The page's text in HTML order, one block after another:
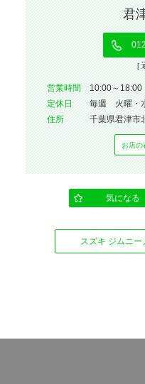
君
[
営業時間
10:00～18:00
定休⽇
毎週 火曜・
住所
千葉県君津市
お店の
気になる
スズキ ジムニ